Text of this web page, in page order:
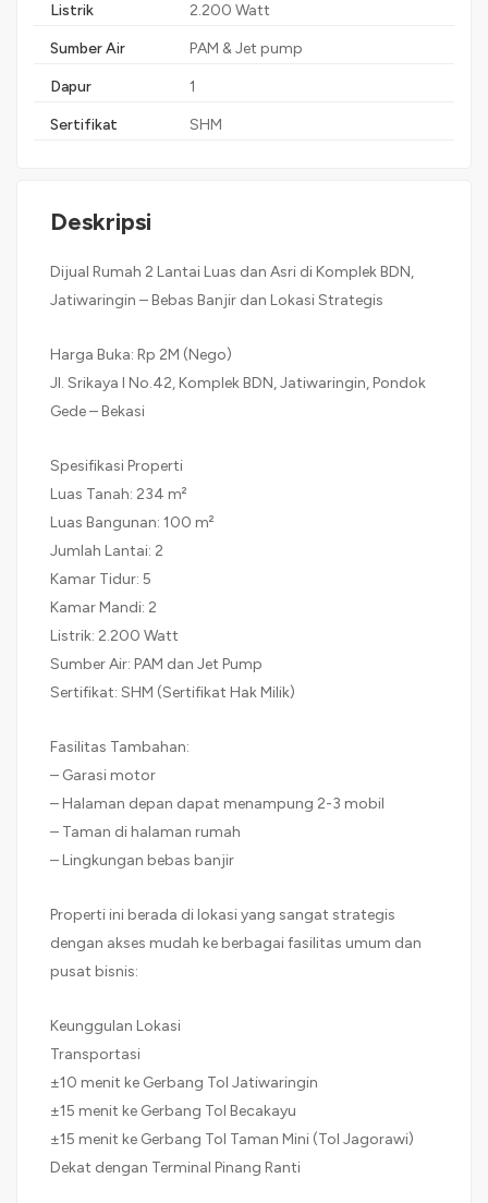
Listrik 2.200 Watt
Sumber Air PAM & Jet pump
Dapur 1
Sertifikat SHM
Deskripsi
Dijual Rumah 2 Lantai Luas dan Asri di Komplek BDN,
Jatiwaringin – Bebas Banjir dan Lokasi Strategis
Harga Buka: Rp 2M (Nego)
Jl. Srikaya I No.42, Komplek BDN, Jatiwaringin, Pondok
Gede – Bekasi
Spesifikasi Properti
Luas Tanah: 234 m²
Luas Bangunan: 100 m²
Jumlah Lantai: 2
Kamar Tidur: 5
Kamar Mandi: 2
Listrik: 2.200 Watt
Sumber Air: PAM dan Jet Pump
Sertifikat: SHM (Sertifikat Hak Milik)
Fasilitas Tambahan:
– Garasi motor
– Halaman depan dapat menampung 2-3 mobil
– Taman di halaman rumah
– Lingkungan bebas banjir
Properti ini berada di lokasi yang sangat strategis
dengan akses mudah ke berbagai fasilitas umum dan
pusat bisnis:
Keunggulan Lokasi
Transportasi
±10 menit ke Gerbang Tol Jatiwaringin
±15 menit ke Gerbang Tol Becakayu
±15 menit ke Gerbang Tol Taman Mini (Tol Jagorawi)
Dekat dengan Terminal Pinang Ranti